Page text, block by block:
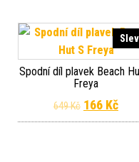
Spodní díl plavek Beach
Freya
649Kč Original
166 Kč